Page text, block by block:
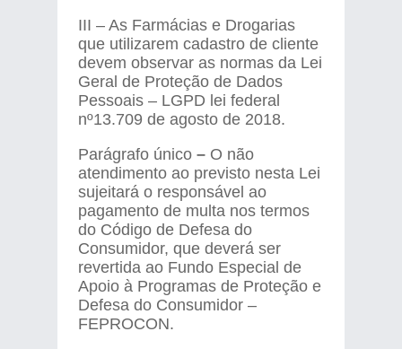
III – As Farmácias e Drogarias
que utilizarem cadastro de cliente
devem observar as normas da Lei
Geral de Proteção de Dados
Pessoais – LGPD lei federal
nº13.709 de agosto de 2018.
Parágrafo único–O não
atendimento ao previsto nesta Lei
sujeitará o responsável ao
pagamento de multa nos termos
do Código de Defesa do
Consumidor, que deverá ser
revertida ao Fundo Especial de
Apoio à Programas de Proteção e
Defesa do Consumidor –
FEPROCON.